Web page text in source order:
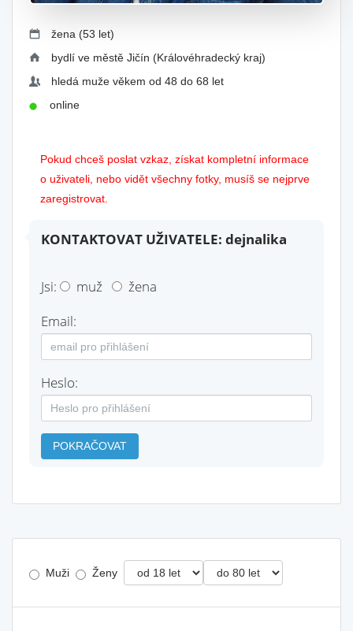
žena (53 let)
bydlí ve městě Jičín (Královéhradecký kraj)
hledá muže věkem od 48 do 68 let
online
Pokud chceš poslat vzkaz, získat kompletní informace
o uživateli, nebo vidět všechny fotky, musíš se nejprve
zaregistrovat.
KONTAKTOVAT UŽIVATELE: dejnalika
Jsi: muž
žena
Email:
Heslo:
POKRAČOVAT
Muži Ženy